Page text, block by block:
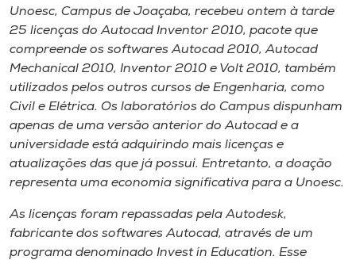
Editora
Rádio
Museu
Unoesc
Unoesc, Campus de Joaçaba, recebeu ontem à tarde
25 licenças do Autocad Inventor 2010, pacote que
compreende os softwares Autocad 2010, Autocad
Mechanical 2010, Inventor 2010 e Volt 2010, também
utilizados pelos outros cursos de Engenharia, como
Civil e Elétrica. Os laboratórios do Campus dispunham
apenas de uma versão anterior do Autocad e a
universidade está adquirindo mais licenças e
atualizações das que já possui. Entretanto, a doação
representa uma economia significativa para a Unoesc.
As licenças foram repassadas pela Autodesk,
fabricante dos softwares Autocad, através de um
programa denominado Invest in Education. Esse